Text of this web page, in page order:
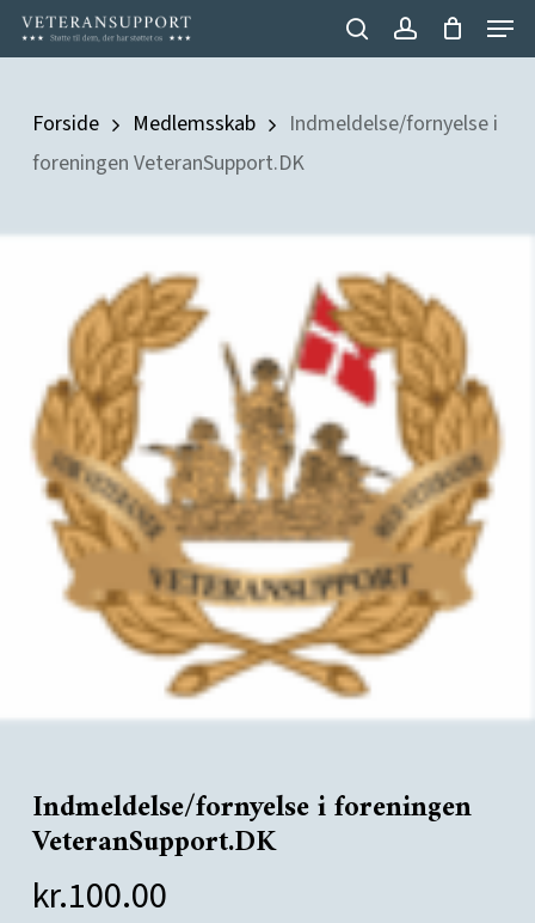
Skip
to
content
searchaccount
Menu
Forside Medlemsskab
Indmeldelse/fornyelse i
foreningen VeteranSupport.DK
Indmeldelse/fornyelse i foreningen
VeteranSupport.DK
kr.100.00
Menu